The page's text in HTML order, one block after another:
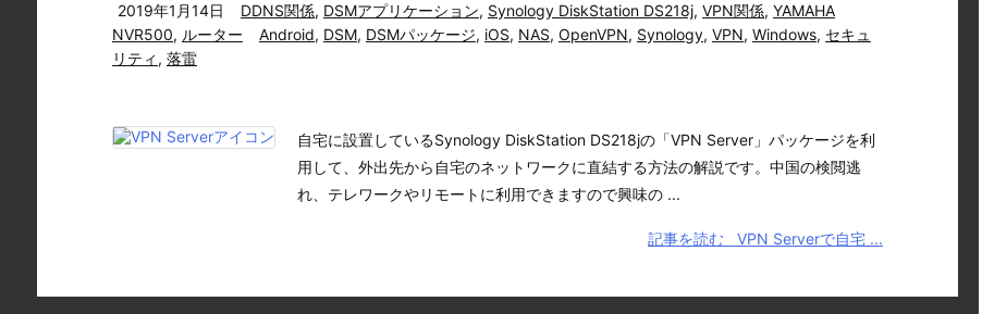
2019年1月14日 DDNS関係, DSMアプリケーション, Synology DiskStation DS218j, VPN関係, YAMAHA
NVR500, ルーター Android, DSM, DSMパッケージ, iOS, NAS, OpenVPN, Synology, VPN, Windows, セキュ
リティ , 落雷
自宅に設置しているSynology DiskStation DS218jの「VPN Server」パッケージを利
用して、外出先から自宅のネットワークに直結する方法の解説です。中国の検閲逃
れ、テレワークやリモートに利用できますので興味の ...
記事を読む VPN Serverで自宅 ...